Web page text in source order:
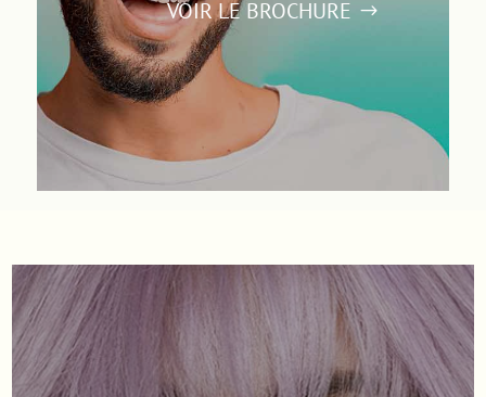
VOIR LE BROCHURE